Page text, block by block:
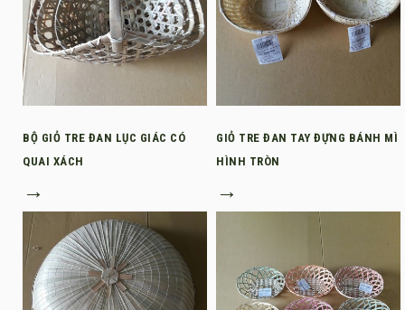
BỘ GIỎ TRE ĐAN LỤC GIÁC CÓ
QUAI XÁCH
→
GIỎ TRE ĐAN TAY ĐỰNG BÁNH MÌ
HÌNH TRÒN
→